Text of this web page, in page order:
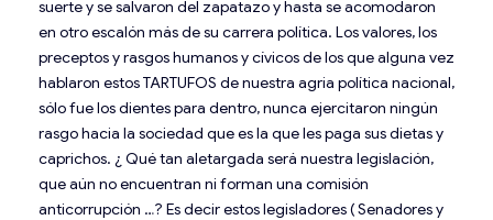
suerte y se salvaron del zapatazo y hasta se acomodaron
en otro escalón más de su carrera política. Los valores, los
preceptos y rasgos humanos y cívicos de los que alguna vez
hablaron estos TARTUFOS de nuestra agria política nacional,
sólo fue los dientes para dentro, nunca ejercitaron ningún
rasgo hacia la sociedad que es la que les paga sus dietas y
caprichos. ¿ Qué tan aletargada será nuestra legislación,
que aún no encuentran ni forman una comisión
anticorrupción …? Es decir estos legisladores ( Senadores y